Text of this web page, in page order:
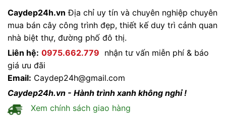
Caydep24h.vn Địa chỉ uy tín và chuyên nghiệp chuyên
mua bán cây công trình đẹp, thiết kế duy trì cảnh quan
nhà biệt thự, đường phố đô thị.
Liên hệ: 0975.662.779 nhận tư vấn miễn phí & báo
giá ưu đãi
Email: Caydep24h@gmail.com
Caydep24h.vn - Hành trình xanh không nghỉ !
Xem chính sách giao hàng